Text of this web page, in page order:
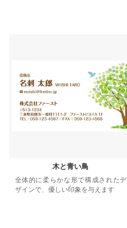
木と青い鳥
全体的に柔らかな形で構成されたデ
ザインで、優しい印象を与えます